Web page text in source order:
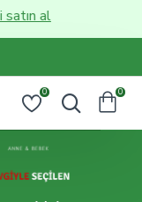
0 0